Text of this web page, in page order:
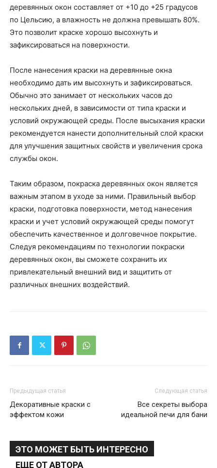
деревянных окон составляет от +10 до +25 градусов
по Цельсию, а влажность не должна превышать 80%.
Это позволит краске хорошо высохнуть и
зафиксироваться на поверхности.
После нанесения краски на деревянные окна
необходимо дать им высохнуть и зафиксироваться.
Обычно это занимает от нескольких часов до
нескольких дней, в зависимости от типа краски и
условий окружающей среды. После высыхания краски
рекомендуется нанести дополнительный слой краски
для улучшения защитных свойств и увеличения срока
службы окон.
Таким образом, покраска деревянных окон является
важным этапом в уходе за ними. Правильный выбор
краски, подготовка поверхности, метод нанесения
краски и учет условий окружающей среды помогут
обеспечить качественное и долговечное покрытие.
Следуя рекомендациям по технологии покраски
деревянных окон, вы сможете сохранить их
привлекательный внешний вид и защитить от
различных внешних воздействий.
Предыдущая статья
Декоративные краски с
эффектом кожи
Следующая статья
Все секреты выбора
идеальной печи для бани
ЭТО МОЖЕТ БЫТЬ ИНТЕРЕСНО
ЕЩЕ ОТ АВТОРА